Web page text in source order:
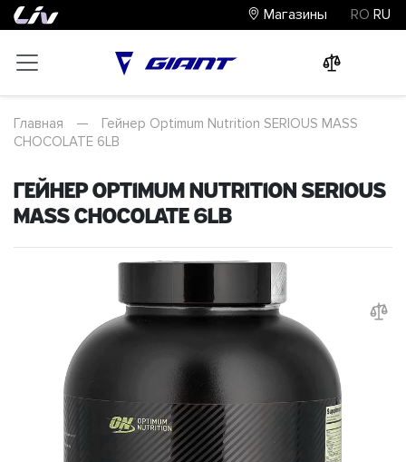
Магазины RO RU
Главная —
Гейнер Optimum Nutrition SERIOUS MASS
CHOCOLATE 6LB
Гейнер Optimum Nutrition SERIOUS
MASS CHOCOLATE 6LB